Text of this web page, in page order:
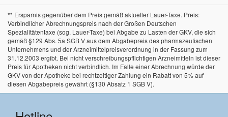
** Ersparnis gegenüber dem Preis gemäß aktueller Lauer-Taxe. Preis:
Verbindlicher Abrechnungspreis nach der Großen Deutschen
Spezialitätentaxe (sog. Lauer-Taxe) bei Abgabe zu Lasten der GKV, die sich
gemäß §129 Abs. 5a SGB V aus dem Abgabepreis des pharmazeutischen
Unternehmens und der Arzneimittelpreisverordnung in der Fassung zum
31.12.2003 ergibt. Bei nicht verschreibungspflichtigen Arzneimitteln ist dieser
Preis für Apotheken nicht verbindlich. Im Falle einer Abrechnung würde der
GKV von der Apotheke bei rechtzeitiger Zahlung ein Rabatt von 5% auf
diesen Abgabepreis gewährt (§130 Absatz 1 SGB V).